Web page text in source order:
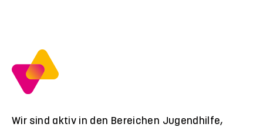
Wir sind aktiv in den Bereichen Jugendhilfe,